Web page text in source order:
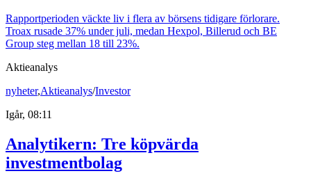
Rapportperioden väckte liv i flera av börsens tidigare förlorare.
Troax rusade 37% under juli, medan Hexpol, Billerud och BE
Group steg mellan 18 till 23%.
Aktieanalys
nyheter,Aktieanalys/Investor
Igår, 08:11
Analytikern: Tre köpvärda
investmentbolag